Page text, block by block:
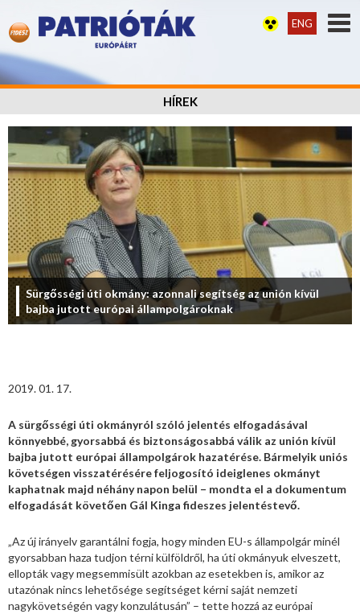
ENG
HÍREK
Sürgősségi úti okmány: azonnali segítség az unión kívül
bajba jutott európai állampolgároknak
2019. 01. 17.
A sürgősségi úti okmányról szóló jelentés elfogadásával
könnyebbé, gyorsabbá és biztonságosabbá válik az unión kívül
bajba jutott európai állampolgárok hazatérése. Bármelyik uniós
követségen visszatérésére feljogosító ideiglenes okmányt
kaphatnak majd néhány napon belül – mondta el a dokumentum
elfogadását követően Gál Kinga fideszes jelentéstevő.
„Az új irányelv garantálni fogja, hogy minden EU-s állampolgár minél
gyorsabban haza tudjon térni külföldről, ha úti okmányuk elveszett,
ellopták vagy megsemmisült azokban az esetekben is, amikor az
utazónak nincs lehetősége segítséget kérni saját nemzeti
nagykövetségén vagy konzulátusán” – tette hozzá az európai